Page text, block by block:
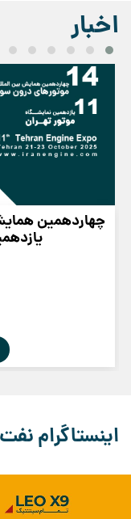
اخبار
چهاردهمین
اینستاگرام